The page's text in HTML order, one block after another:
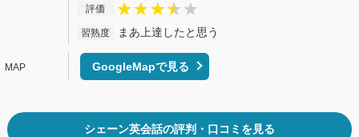
評価
習熟度 まあ上達したと思う
GoogleMapで見る
シェーン英会話の評判・口コミを見る